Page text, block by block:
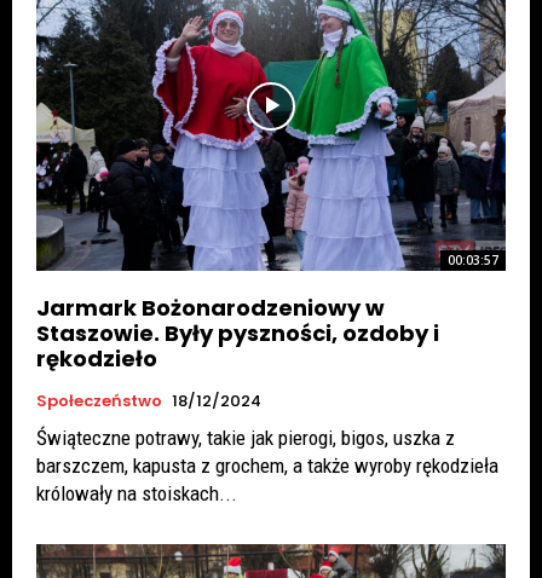
00:03:57
Jarmark Bożonarodzeniowy w
Staszowie. Były pyszności, ozdoby i
rękodzieło
Społeczeństwo 18/12/2024
Świąteczne potrawy, takie jak pierogi, bigos, uszka z
barszczem, kapusta z grochem, a także wyroby rękodzieła
królowały na stoiskach...